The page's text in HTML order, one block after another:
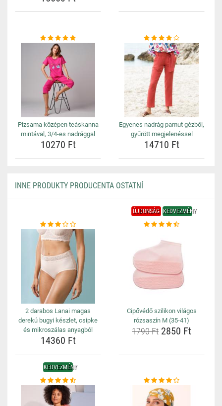
Pizsama középen teáskanna
mintával, 3/4-es nadrággal
10270 Ft
Egyenes nadrág pamut gézből,
gyűrött megjelenéssel
14710 Ft
INNE PRODUKTY PRODUCENTA OSTATNÍ
2 darabos Lanai magas
derekú bugyi készlet, csipke
és mikroszálas anyagból
14360 Ft
ÚJDONSÁG KEDVEZMÉNY
Cipővédő szilikon világos
rózsaszín M (35-41)
1790 Ft 2850 Ft
KEDVEZMÉNY